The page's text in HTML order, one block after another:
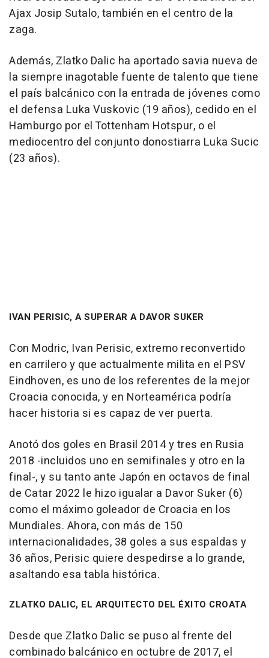
Ajax Josip Sutalo, también en el centro de la
zaga.
Además, Zlatko Dalic ha aportado savia nueva de
la siempre inagotable fuente de talento que tiene
el país balcánico con la entrada de jóvenes como
el defensa Luka Vuskovic (19 años), cedido en el
Hamburgo por el Tottenham Hotspur, o el
mediocentro del conjunto donostiarra Luka Sucic
(23 años).
IVAN PERISIC, A SUPERAR A DAVOR SUKER
Con Modric, Ivan Perisic, extremo reconvertido
en carrilero y que actualmente milita en el PSV
Eindhoven, es uno de los referentes de la mejor
Croacia conocida, y en Norteamérica podría
hacer historia si es capaz de ver puerta.
Anotó dos goles en Brasil 2014 y tres en Rusia
2018 -incluidos uno en semifinales y otro en la
final-, y su tanto ante Japón en octavos de final
de Catar 2022 le hizo igualar a Davor Suker (6)
como el máximo goleador de Croacia en los
Mundiales. Ahora, con más de 150
internacionalidades, 38 goles a sus espaldas y
36 años, Perisic quiere despedirse a lo grande,
asaltando esa tabla histórica.
ZLATKO DALIC, EL ARQUITECTO DEL ÉXITO CROATA
Desde que Zlatko Dalic se puso al frente del
combinado balcánico en octubre de 2017, el